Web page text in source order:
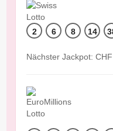
2 6 8 14
Nächster Jackpot: